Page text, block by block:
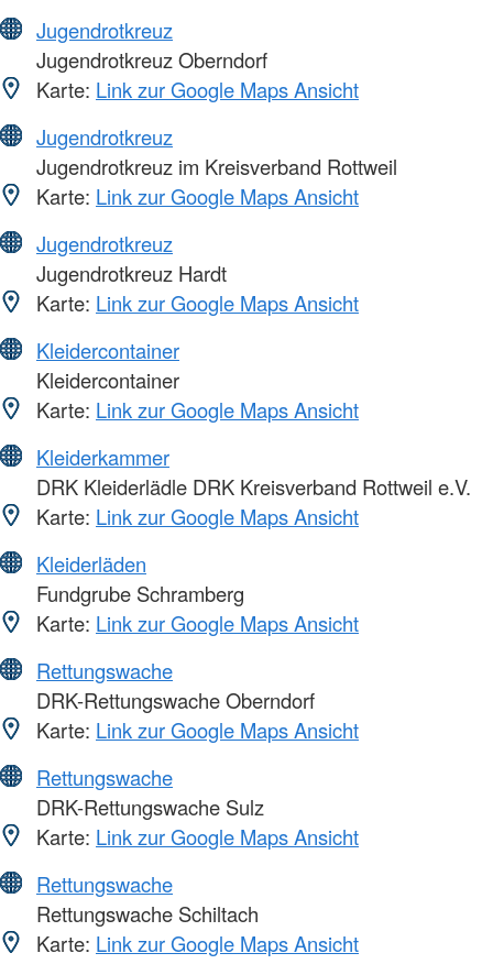
Jugendrotkreuz
Jugendrotkreuz Oberndorf
Karte: Link zur Google Maps Ansicht
Jugendrotkreuz
Jugendrotkreuz im Kreisverband Rottweil
Karte: Link zur Google Maps Ansicht
Jugendrotkreuz
Jugendrotkreuz Hardt
Karte: Link zur Google Maps Ansicht
Kleidercontainer
Kleidercontainer
Karte: Link zur Google Maps Ansicht
Kleiderkammer
DRK Kleiderlädle DRK Kreisverband Rottweil e.V.
Karte: Link zur Google Maps Ansicht
Kleiderläden
Fundgrube Schramberg
Karte: Link zur Google Maps Ansicht
Rettungswache
DRK-Rettungswache Oberndorf
Karte: Link zur Google Maps Ansicht
Rettungswache
DRK-Rettungswache Sulz
Karte: Link zur Google Maps Ansicht
Rettungswache
Rettungswache Schiltach
Karte: Link zur Google Maps Ansicht